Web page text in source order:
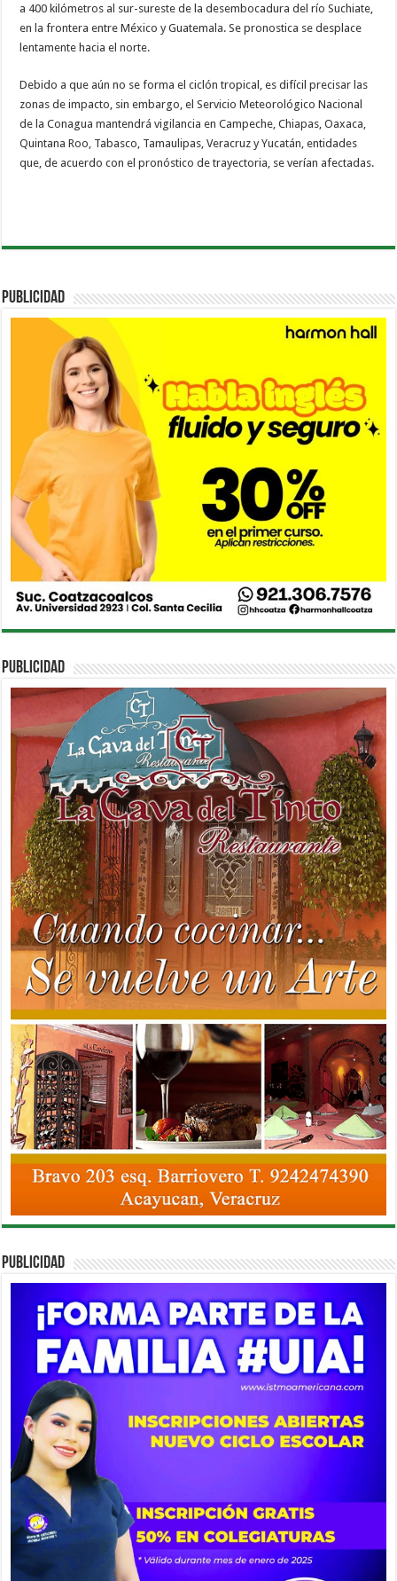
a 400 kilómetros al sur-sureste de la desembocadura del río Suchiate,
en la frontera entre México y Guatemala. Se pronostica se desplace
lentamente hacia el norte.
Debido a que aún no se forma el ciclón tropical, es difícil precisar las
zonas de impacto, sin embargo, el Servicio Meteorológico Nacional
de la Conagua mantendrá vigilancia en Campeche, Chiapas, Oaxaca,
Quintana Roo, Tabasco, Tamaulipas, Veracruz y Yucatán, entidades
que, de acuerdo con el pronóstico de trayectoria, se verían afectadas.
PUBLICIDAD
PUBLICIDAD
PUBLICIDAD